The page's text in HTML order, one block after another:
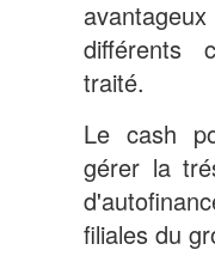
différents
traité.
Le cash
gérer la
filiales du